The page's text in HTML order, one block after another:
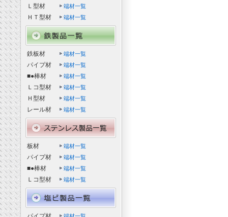
Ｌ型材 端材一覧
ＨＴ型材 端材一覧
鉄板材 端材一覧
パイプ材 端材一覧
■●棒材 端材一覧
Ｌコ型材 端材一覧
Ｈ型材 端材一覧
レール材 端材一覧
板材 端材一覧
パイプ材 端材一覧
■●棒材 端材一覧
Ｌコ型材 端材一覧